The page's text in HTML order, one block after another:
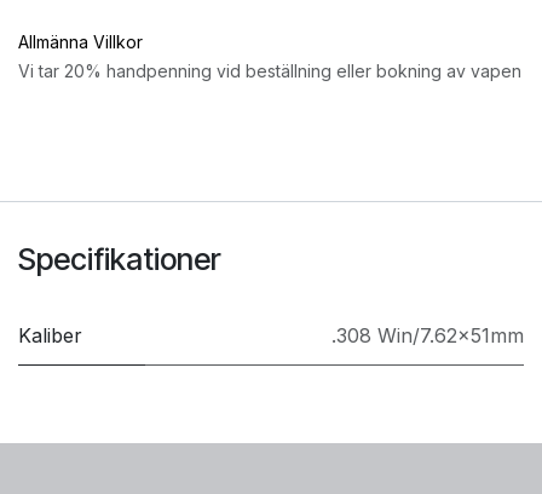
Allmänna Villkor
Vi tar 20% handpenning vid beställning eller bokning av vapen
Specifikationer
Kaliber .308 Win/7.62x51mm